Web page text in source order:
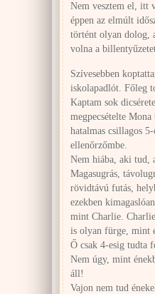
Nem vesztem el, itt
éppen az elmúlt
történt olyan dolog,
volna a
Szívesebben
iskolapadlót. Főleg
Kaptam sok
megpecsételte
hatalmas csillagos 5-
ellenőrzőmbe.
Nem hiába, aki tud,
Magasugrás,
rövidtávú futás,
ezekben
mint Charlie.
is olyan fürge, mint
Ő csak 4-esig tudta
Nem úgy, mint
áll!
Vajon nem tud